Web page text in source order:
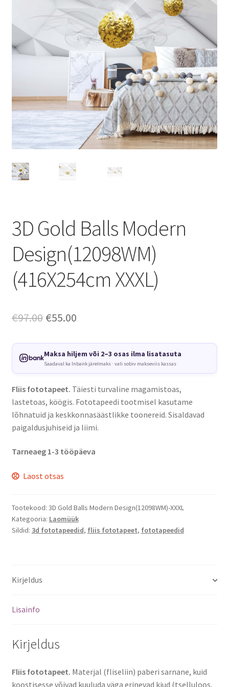
3D Gold Balls Modern
Design(12098WM)
(416X254cm XXXL)
€97.00 Algne
oli:
€97.00.
€55.00Current
is:
€55.00.
Maksa hiljem või 2–3 osas ilma lisatasuta
Saadaval ka Inbank järelmaks · vali sobiv makseviis kassas
Fliis fototapeet. Täiesti turvaline magamistoas,
lastetoas, köögis. Fototapeedi tootmisel kasutame
lõhnatuid ja keskkonnasäästlikke toonereid. Sisaldavad
paigaldusjuhiseid ja liimi.
Tarneaeg 1-3 tööpäeva
Laost otsas
Tootekood: 3D Gold Balls Modern Design(12098WM)-XXXL
Kategooria: Laomüük
Sildid: 3d fototapeedid, fliis fototapeet, fototapeedid
Kirjeldus
Lisainfo
Kirjeldus
Fliis fototapeet. Materjal (fliseliin) paberi sarnane, kuid
koostisesse võivad kuuluda väga erinevad kiud (tselluloos,